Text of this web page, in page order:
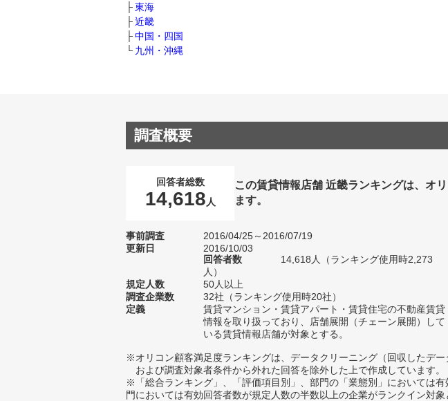
東海
近畿
中国・四国
九州・沖縄
調査概要
回答者総数
14,618 人
この賃貸情報店舗 近畿ランキングは、オ
ます。
事前調査
2016/04/25～2016/07/19
更新日
2016/10/03
回答者数
14,618人（ランキング使用時2,273
人）
規定人数
50人以上
調査企業数
32社（ランキング使用時20社）
定義
賃貸マンション・賃貸アパート・賃貸住宅の不動産賃貸
情報を取り扱っており、店舗展開（チェーン展開）して
いる賃貸情報店舗が対象とする。
※オリコン顧客満足度ランキングは、データクリーニング（回収したデー
および調査対象者条件から外れた回答を除外した上で作成しています。
※「総合ランキング」、「評価項目別」、部門の「業態別」においては
門においては有効回答者数が規定人数の半数以上の企業がランクイン対象